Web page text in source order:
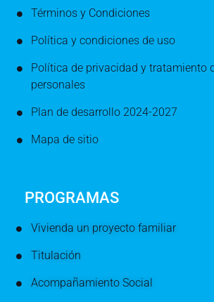
Términos y Condiciones
Política y condiciones de uso
Política de privacidad y tratamiento
personales
Plan de desarrollo 2024-2027
Mapa de sitio
PROGRAMAS
Vivienda un proyecto familiar
Titulación
Acompañamiento Social